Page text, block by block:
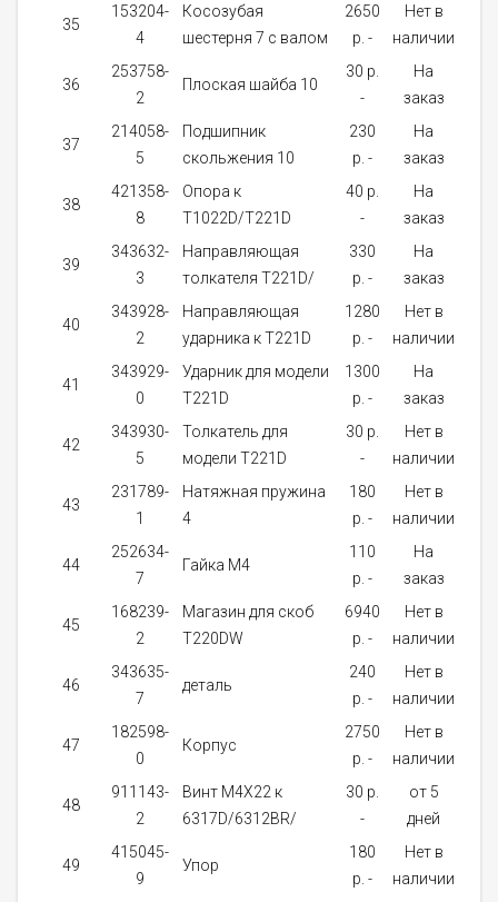
35
153204-
4
Косозубая
шестерня 7 с валом
2650
p. -
Нет в
наличии
36
253758-
2
Плоская шайба 10
30 p.
-
На
заказ
37
214058-
5
Подшипник
скольжения 10
230
p. -
На
заказ
38
421358-
8
Опора к
T1022D/T221D
40 p.
-
На
заказ
39
343632-
3
Направляющая
толкателя T221D/
330
p. -
На
заказ
40
343928-
2
Направляющая
ударника к T221D
1280
p. -
Нет в
наличии
41
343929-
0
Ударник для модели
T221D
1300
p. -
На
заказ
42
343930-
5
Толкатель для
модели T221D
30 p.
-
Нет в
наличии
43
231789-
1
Натяжная пружина
4
180
p. -
Нет в
наличии
44
252634-
7
Гайка M4
110
p. -
На
заказ
45
168239-
2
Магазин для скоб
T220DW
6940
p. -
Нет в
наличии
46
343635-
7
деталь
240
p. -
Нет в
наличии
47
182598-
0
Корпус
2750
p. -
Нет в
наличии
48
911143-
2
Винт M4X22 к
6317D/6312BR/
30 p.
-
от 5
дней
49
415045-
9
Упор
180
p. -
Нет в
наличии